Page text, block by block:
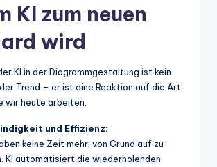
KI zum neuen
wird
KI in der Diagrammgestaltung ist kein
Trend – er ist eine Reaktion auf die Art
wir heute arbeiten.
und Effizienz:
keine Zeit mehr, von Grund auf zu
KI automatisiert die wiederholenden